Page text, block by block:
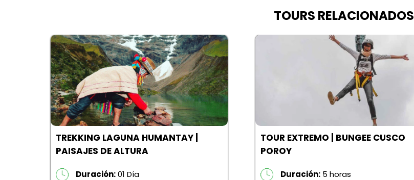
TOURS RELACIONADOS
TREKKING LAGUNA HUMANTAY |
PAISAJES DE ALTURA
Duración:01 Día
TOUR EXTREMO | BUNGEE CUSCO
POROY
Duración: 5 horas